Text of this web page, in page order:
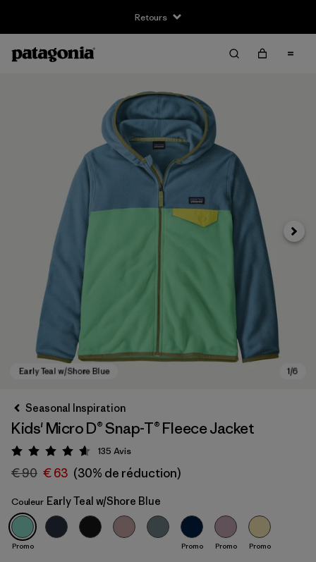
Retours
Early Teal w/Shore Blue
Seasonal Inspiration
Kids' Micro D® Snap-T® Fleece Jacket
Évaluation: 4.6 / 5
135 Avis
€ 90 € 63 (30% de réduction)
Couleur Early Teal w/Shore Blue
Promo Promo Promo Promo